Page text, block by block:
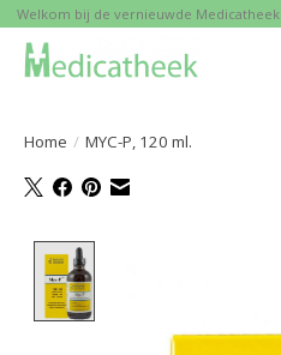
Welkom bij de vernieuwde Medicatheek
Home / MYC-P, 120 ml.